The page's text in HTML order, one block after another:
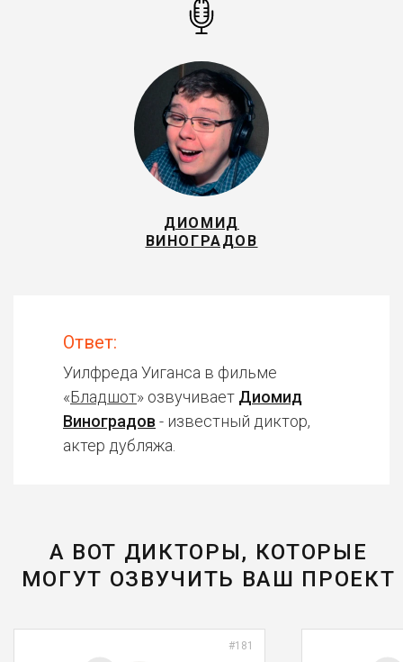
ДИОМИД
ВИНОГРАДОВ
Ответ:
Уилфреда Уиганса в фильме
«Бладшот» озвучивает Диомид
Виноградов - известный диктор,
актер дубляжа.
А ВОТ ДИКТОРЫ, КОТОРЫЕ
МОГУТ ОЗВУЧИТЬ ВАШ ПРОЕКТ
#181